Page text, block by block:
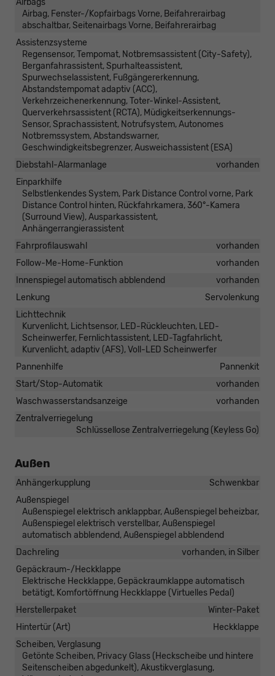
Airbag, Fenster-/Kopfairbags Vorne, Beifahrerairbag
abschaltbar, Seitenairbags Vorne, Beifahrerairbag
Assistenzsysteme
Regensensor, Tempomat, Notbremsassistent (City-Safety),
Berganfahrassistent, Spurhalteassistent,
Spurwechselassistent, Fußgängererkennung,
Abstandstempomat adaptiv (ACC),
Verkehrzeichenerkennung, Toter-Winkel-Assistent,
Querverkehrsassistent (RCTA), Müdigkeitserkennungs-
Sensor, Sprachassistent, Notrufsystem, Autonomes
Notbremssystem, Abstandswarner,
Geschwindigkeitsbegrenzer, Ausweichassistent (ESA)
Diebstahl-Alarmanlage
vorhanden
Einparkhilfe
Selbstlenkendes System, Park Distance Control vorne, Park
Distance Control hinten, Rückfahrkamera, 360°-Kamera
(Surround View), Ausparkassistent,
Anhängerrangierassistent
Fahrprofilauswahl
vorhanden
Follow-Me-Home-Funktion
vorhanden
Innenspiegel automatisch abblendend
vorhanden
Lenkung
Servolenkung
Lichttechnik
Kurvenlicht, Lichtsensor, LED-Rückleuchten, LED-
Scheinwerfer, Fernlichtassistent, LED-Tagfahrlicht,
Kurvenlicht, adaptiv (AFS), Voll-LED Scheinwerfer
Pannenhilfe
Pannenkit
Start/Stop-Automatik
vorhanden
Waschwasserstandsanzeige
vorhanden
Zentralverriegelung
Schlüssellose Zentralverriegelung (Keyless Go)
Außen
Anhängerkupplung
Schwenkbar
Außenspiegel
Außenspiegel elektrisch anklappbar, Außenspiegel beheizbar,
Außenspiegel elektrisch verstellbar, Außenspiegel
automatisch abblendend, Außenspiegel abblendend
Dachreling
vorhanden, in Silber
Gepäckraum-/Heckklappe
Elektrische Heckklappe, Gepäckraumklappe automatisch
betätigt, Komfortöffnung Heckklappe (Virtuelles Pedal)
Herstellerpaket
Winter-Paket
Hintertür (Art)
Heckklappe
Scheiben, Verglasung
Getönte Scheiben, Privacy Glass (Heckscheibe und hintere
Seitenscheiben abgedunkelt), Akustikverglasung,